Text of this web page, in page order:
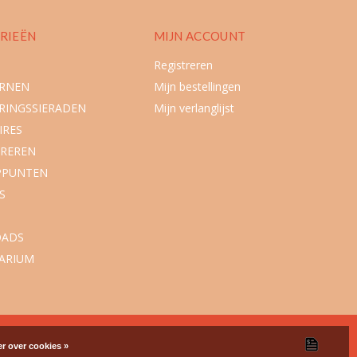
MIJN ACCOUNT
Registreren
Mijn bestellingen
Mijn verlanglijst
over cookies »